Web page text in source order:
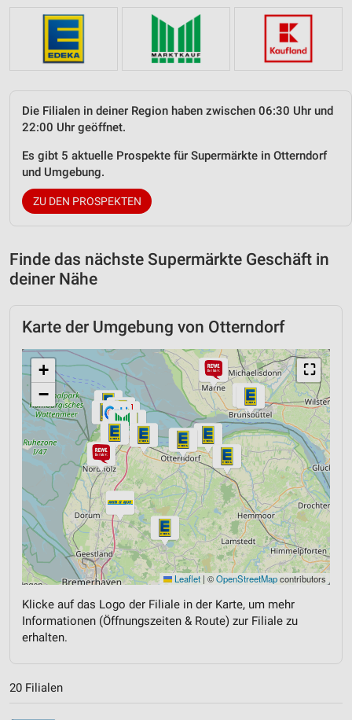
Die Filialen in deiner Region haben zwischen 06:30 Uhr und
22:00 Uhr geöffnet.
Es gibt 5 aktuelle Prospekte für Supermärkte in Otterndorf
und Umgebung.
ZU DEN PROSPEKTEN
Finde das nächste Supermärkte Geschäft in
deiner Nähe
Karte der Umgebung von Otterndorf
⛶
+
−
Leaflet | ©OpenStreetMapcontributors
Klicke auf das Logo der Filiale in der Karte, um mehr
Informationen (Öffnungszeiten & Route) zur Filiale zu
erhalten.
20 Filialen